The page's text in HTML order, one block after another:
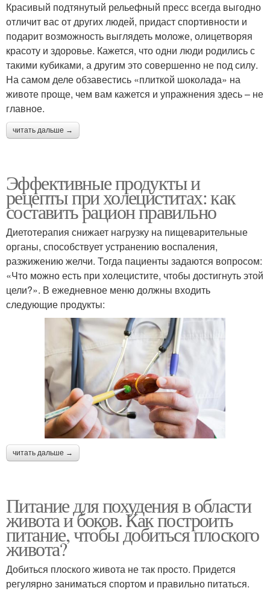
Красивый подтянутый рельефный пресс всегда выгодно
отличит вас от других людей, придаст спортивности и
подарит возможность выглядеть моложе, олицетворяя
красоту и здоровье. Кажется, что одни люди родились с
такими кубиками, а другим это совершенно не под силу.
На самом деле обзавестись «плиткой шоколада» на
животе проще, чем вам кажется и упражнения здесь – не
главное.
читать дальше →
Эффективные продукты и
рецепты при холециститах: как
составить рацион правильно
Диетотерапия снижает нагрузку на пищеварительные
органы, способствует устранению воспаления,
разжижению желчи. Тогда пациенты задаются вопросом:
«Что можно есть при холецистите, чтобы достигнуть этой
цели?». В ежедневное меню должны входить
следующие продукты:
читать дальше →
Питание для похудения в области
живота и боков. Как построить
питание, чтобы добиться плоского
живота?
Добиться плоского живота не так просто. Придется
регулярно заниматься спортом и правильно питаться.